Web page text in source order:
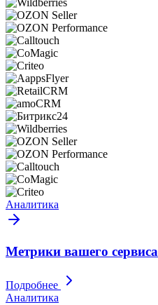
Аналитика
Метрики вашего
Подробнее
Аналитика